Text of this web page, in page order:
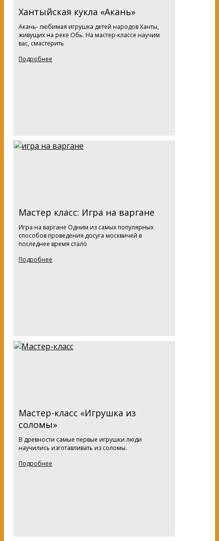
Хантыйская кукла «Акань»
Акань- любимая игрушка детей народов Ханты,
живущих на реке Обь. На мастер-классе научим
вас, смастерить
Подробнее
Мастер класс: Игра на варгане
Игра на варгане Одним из самых популярных
способов проведения досуга москвичей в
последнее время стало
Подробнее
Мастер-класс «Игрушка из
соломы»
В древности самые первые игрушки люди
научились изготавливать из соломы.
Подробнее